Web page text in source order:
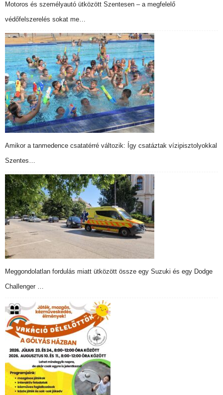
Motoros és személyautó ütközött Szentesen – a megfelelő
védőfelszerelés sokat me…
Amikor a tanmedence csatatérré változik: Így csatáztak vízipisztolyokkal
Szentes…
Meggondolatlan fordulás miatt ütközött össze egy Suzuki és egy Dodge
Challenger …